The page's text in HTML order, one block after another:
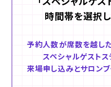
時間帯を選択
予約人数が席数を越し
スペシャルゲスト
来場申し込みとサロン